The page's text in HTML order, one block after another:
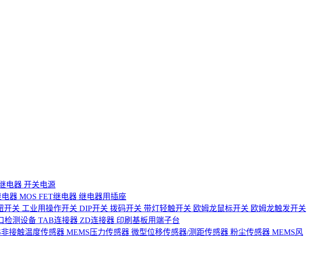
电器 开关电源
电器 MOS FET继电器 继电器用插座
开关 工业用操作开关 DIP开关 拨码开关 带灯轻触开关 欧姆龙鼠标开关 欧姆龙触发开关
检测设备 TAB连接器 ZD连接器 印刷基板用端子台
接触温度传感器 MEMS压力传感器 微型位移传感器/测距传感器 粉尘传感器 MEMS风